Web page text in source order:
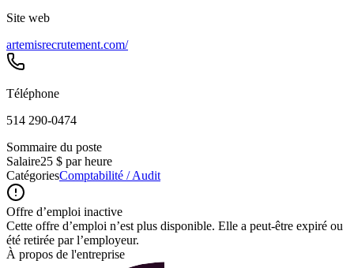
Site web
artemisrecrutement.com/
Téléphone
514 290-0474
Sommaire du poste
Salaire25 $ par heure
CatégoriesComptabilité / Audit
Offre d’emploi inactive
Cette offre d’emploi n’est plus disponible. Elle a peut-être expiré ou
été retirée par l’employeur.
À propos de l'entreprise